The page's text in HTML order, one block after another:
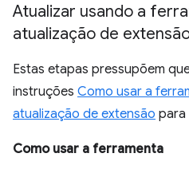
Atualizar usando a
atualização de
Estas etapas pressupõem
instruções Como usar a
atualização de extensão para
Como usar a ferramenta